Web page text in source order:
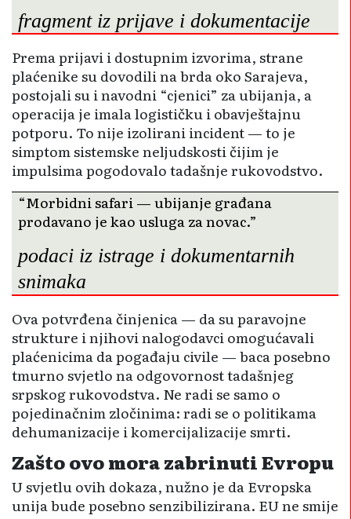
fragment iz prijave i dokumentacije
Prema prijavi i dostupnim izvorima, strane
plaćenike su dovodili na brda oko Sarajeva,
postojali su i navodni “cjenici” za ubijanja, a
operacija je imala logističku i obavještajnu
potporu. To nije izolirani incident — to je
simptom sistemske neljudskosti čijim je
impulsima pogodovalo tadašnje rukovodstvo.
“Morbidni safari — ubijanje građana
prodavano je kao usluga za novac.”
podaci iz istrage i dokumentarnih
snimaka
Ova potvrđena činjenica — da su paravojne
strukture i njihovi nalogodavci omogućavali
plaćenicima da pogađaju civile — baca posebno
tmurno svjetlo na odgovornost tadašnjeg
srpskog rukovodstva. Ne radi se samo o
pojedinačnim zločinima: radi se o politikama
dehumanizacije i komercijalizacije smrti.
Zašto ovo mora zabrinuti Evropu
U svjetlu ovih dokaza, nužno je da Evropska
unija bude posebno senzibilizirana. EU ne smije